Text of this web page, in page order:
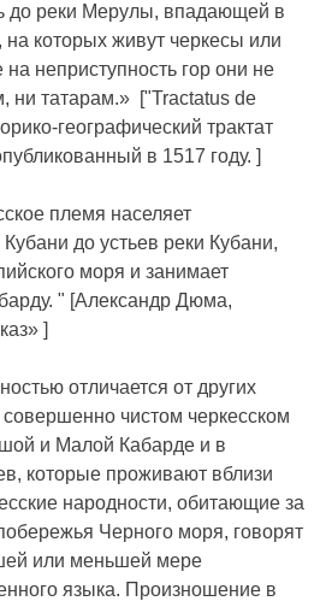
до реки Мерулы, впадающей в
на которых живут черкесы или
неприступность гор они не
ни татарам.» ["Tractatus de
географический трактат
в 1517 году. ]
племя населяет
до устьев реки Кубани,
моря и занимает
" [Александр Дюма,
]
отличается от других
чистом черкесском
и Малой Кабарде и в
которые проживают вблизи
народности, обитающие за
Черного моря, говорят
или меньшей мере
языка. Произношение в